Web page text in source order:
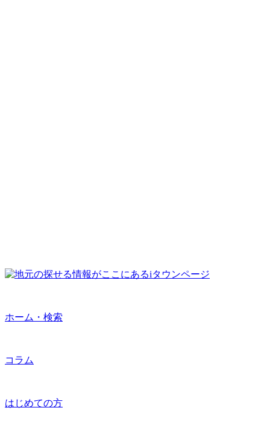
ホーム・検索
コラム
はじめての方